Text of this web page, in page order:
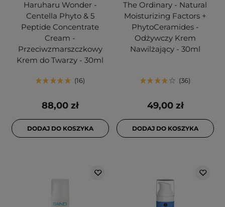
Haruharu Wonder -
Centella Phyto & 5
Peptide Concentrate
Cream -
Przeciwzmarszczkowy
Krem do Twarzy - 30ml
16
88,00 zł
DODAJ DO KOSZYKA
The Ordinary - Natural
Moisturizing Factors +
PhytoCeramides -
Odżywczy Krem
Nawilżający - 30ml
36
49,00 zł
DODAJ DO KOSZYKA